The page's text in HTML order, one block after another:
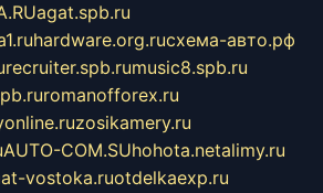
agat.spb.ru
hardware.org.ruсхема-авто.рф
recruiter.spb.rumusic8.spb.ru
romanofforex.ru
zosikamery.ru
AUTO-COM.SUhohota.netalimy.ru
vostoka.ruotdelkaexp.ru